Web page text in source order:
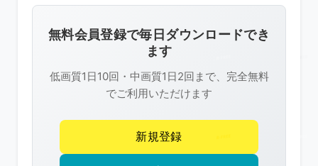
像
は
R-
FREE
作
無料会員登録で毎日ダウンロードでき
ます
低画質1日10回・中画質1日2回まで、完全無料
でご利用いただけます
新規登録